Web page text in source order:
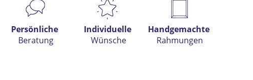
Persönliche
Beratung
Individuelle
Wünsche
Handgemachte
Rahmungen